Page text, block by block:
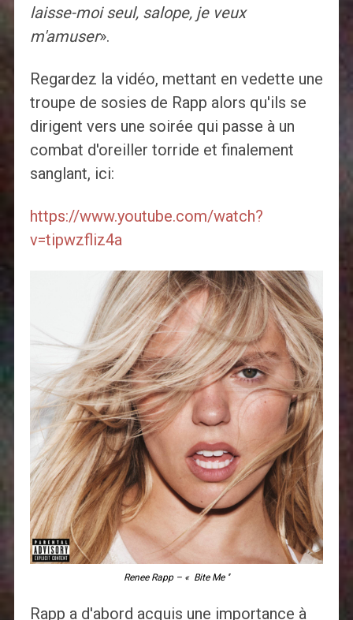
laisse-moi seul, salope, je veux
m'amuser».
Regardez la vidéo, mettant en vedette une
troupe de sosies de Rapp alors qu'ils se
dirigent vers une soirée qui passe à un
combat d'oreiller torride et finalement
sanglant, ici:
https://www.youtube.com/watch?
v=tipwzfliz4a
Renee Rapp – « Bite Me ''
Rapp a d'abord acquis une importance à